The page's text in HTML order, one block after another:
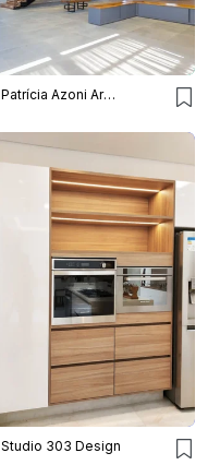
Patrícia Azoni Arquitetura + Arte & Design
Studio 303 Design